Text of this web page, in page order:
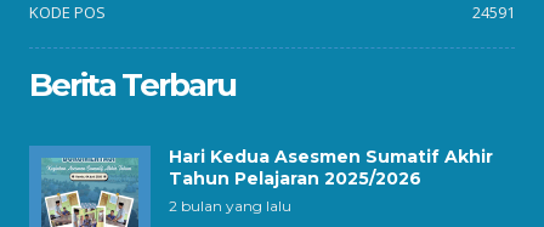
KODE POS
24591
Berita Terbaru
Hari Kedua Asesmen Sumatif Akhir
Tahun Pelajaran 2025/2026
2 bulan yang lalu